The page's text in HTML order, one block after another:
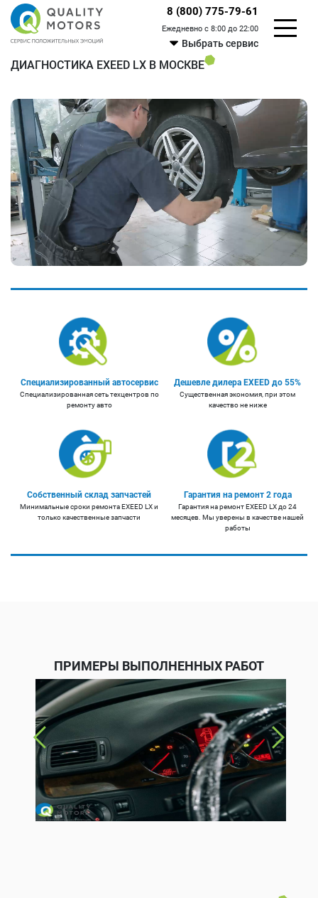
8 (800) 775-79-61
Ежедневно с 8:00 до 22:00
Выбрать сервис
ДИАГНОСТИКА EXEED LX В МОСКВЕ
Специализированный автосервис
Специализированная сеть техцентров по
ремонту авто
Дешевле дилера EXEED до 55%
Существенная экономия, при этом
качество не ниже
Собственный склад запчастей
Минимальные сроки ремонта EXEED LX и
только качественные запчасти
Гарантия на ремонт 2 года
Гарантия на ремонт EXEED LX до 24
месяцев. Мы уверены в качестве нашей
работы
ПРИМЕРЫ ВЫПОЛНЕННЫХ РАБОТ